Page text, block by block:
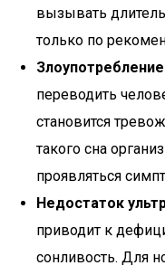
вызывать
только по
переводить
становится
такого сна
проявляться
Недостаток
приводит к
сонливость. Для